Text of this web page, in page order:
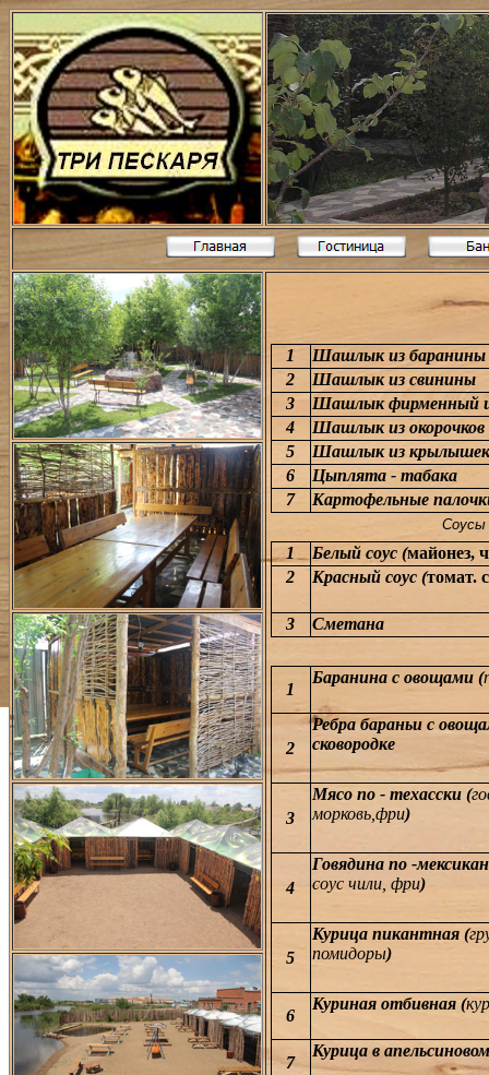
1
Шашлык из баранины
2
Шашлык из свинины
3
Шашлык фирменный
4
Шашлык из окорочков
5
Шашлык из крылышек
6
Цыплята - табака
7
Картофельные
1 Белый соус (майонез,
2
Красный соус (томат.
3 Сметана
1
Баранина с овощами (
2
Ребра бараньи с
сковородке
3
Мясо по - техасски (
морковь,фри)
4
Говядина по -
соус чили, фри)
5
Курица пикантная (
помидоры)
6
Куриная отбивная (
7
Курица в